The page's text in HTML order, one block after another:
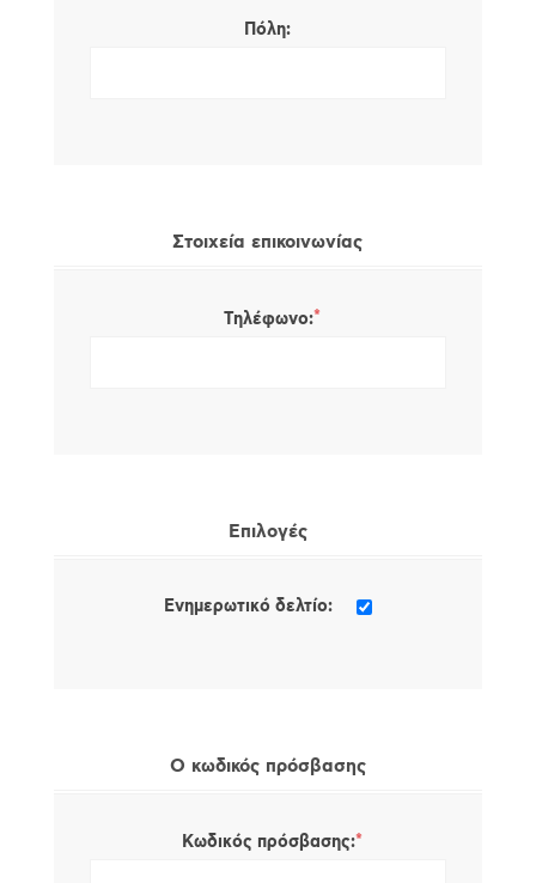
Πόλη:
Στοιχεία επικοινωνίας
Τηλέφωνο:*
Επιλογές
Ενημερωτικό δελτίο:
Ο κωδικός πρόσβασης
Κωδικός πρόσβασης:*